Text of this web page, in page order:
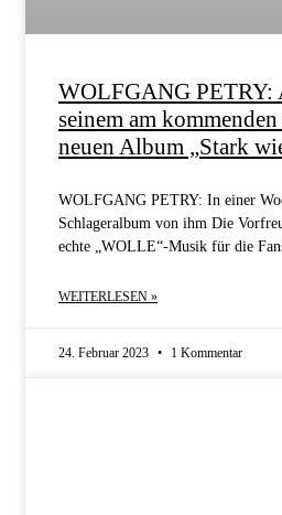
WOLFGANG PETRY:
seinem am
neuen Album „Stark
WOLFGANG PETRY: In einer
Schlageralbum von ihm Die
echte „WOLLE“-Musik für die
WEITERLESEN »
24. Februar 2023 1 Kommentar